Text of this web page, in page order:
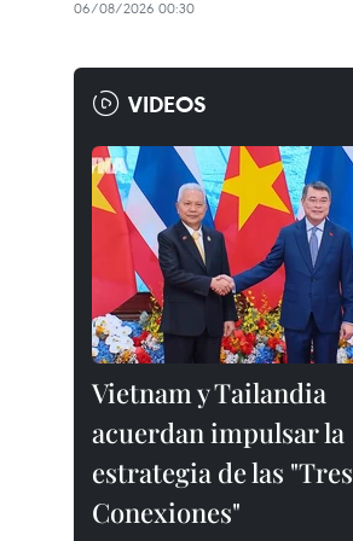
06/08/2026 00:30
VIDEOS
Vietnam y Tailandia
acuerdan impulsar la
estrategia de las "Tres
Conexiones"